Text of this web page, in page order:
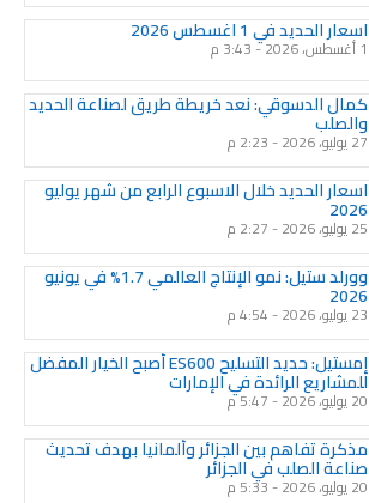
اسعار الحديد في 1 اغسطس 2026
1 أغسطس، 2026
كمال الدسوقي: نعد خريطة طريق لصناعة الحديد
والصلب
27 يوليو، 2026
اسعار الحديد خلال الاسبوع الرابع من شهر يوليو
2026
25 يوليو، 2026
وورلد ستيل: نمو الإنتاج العالمي 1.7% في يونيو
2026
23 يوليو، 2026
إمستيل: حديد التسليح ES600 أصبح الخيار المفضل
للمشاريع الرائدة في الإمارات
20 يوليو، 2026
مذكرة تفاهم بين الجزائر وألمانيا بهدف تحديث
صناعة الصلب في الجزائر
20 يوليو، 2026